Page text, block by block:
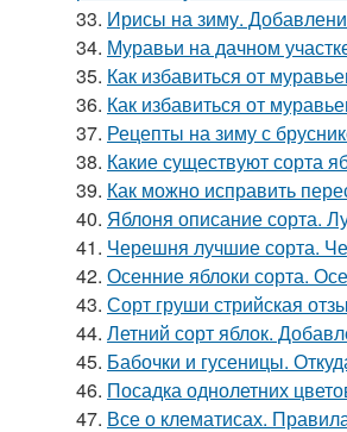
33. Ирисы на зиму.
34. Муравьи на дачном
35. Как избавиться от
36. Как избавиться от
37. Рецепты на зиму с
38. Какие существуют сорта
39. Как можно исправить
40. Яблоня описание сорта.
41. Черешня лучшие сорта.
42. Осенние яблоки сорта.
43. Сорт груши стрийская
44. Летний сорт яблок.
45. Бабочки и гусеницы.
46. Посадка однолетних
47. Все о клематисах.